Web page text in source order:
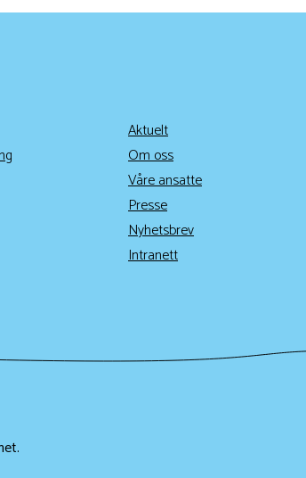
Aktuelt
Om oss
Våre ansatte
Presse
Nyhetsbrev
Intranett